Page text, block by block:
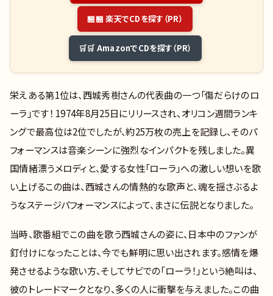
🏪 楽天でCDを探す（PR）
🛒 AmazonでCDを探す（PR）
栄えある第1位は、西城秀樹さんの代表曲の一つ「傷だらけのロ
ーラ」です！ 1974年8月25日にリリースされ、オリコン週間ランキ
ングで最高位は2位でしたが、約25万枚の売上を記録し、そのパ
フォーマンスは音楽シーンに強烈なインパクトを残しました。異
国情緒漂うメロディと、愛する女性「ローラ」への激しい想いを歌
い上げるこの曲は、西城さんの情熱的な歌声と、魂を揺さぶるよ
うなステージパフォーマンスによって、まさに伝説となりました。
当時、歌番組でこの曲を歌う西城さんの姿に、日本中のファンが
釘付けになったことは、今でも鮮明に思い出されます。感情を爆
発させるような歌い方、そしてサビでの「ローラ！」という絶叫は、
彼のトレードマークとなり、多くの人に衝撃を与えました。この曲